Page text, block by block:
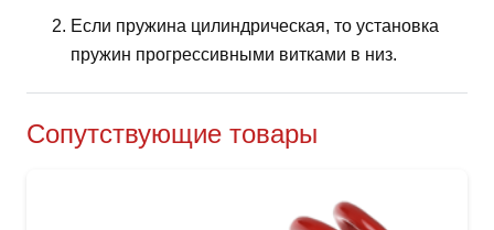
Если пружина цилиндрическая, то установка
пружин прогрессивными витками в низ.
Сопутствующие товары